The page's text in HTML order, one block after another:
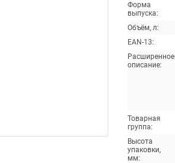
Форма
выпуска:
Объём, л:
EAN-13:
Расширенное
описание:
Товарная
группа:
Высота
упаковки,
мм: